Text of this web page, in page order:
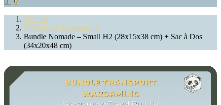
Accueil
Mallettes et Rangements
Bundle Nomade – Small H2 (28x15x38 cm) + Sac à Dos
(34x20x48 cm)